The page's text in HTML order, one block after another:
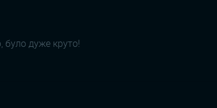
було дуже круто!